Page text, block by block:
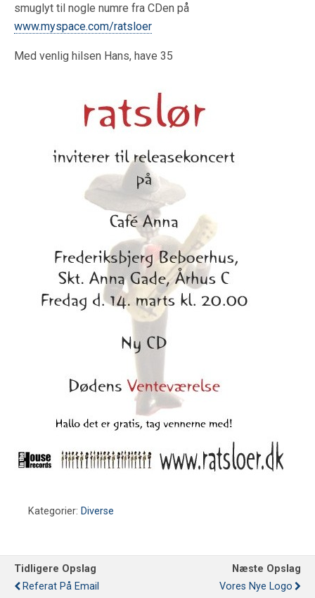
smuglyt til nogle numre fra CDen på
www.myspace.com/ratsloer
Med venlig hilsen Hans, have 35
Kategorier: Diverse
Tidligere Opslag
Referat På Email
Næste Opslag
Vores Nye Logo